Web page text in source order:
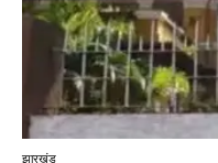
झारखंड